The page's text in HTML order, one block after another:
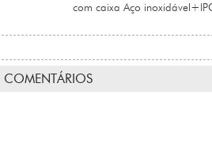
com caixa Aço
COMENTÁRIOS